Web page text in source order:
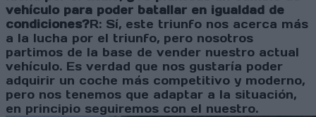
vehículo para poder batallar en igualdad de
condiciones?R: Sí, este triunfo nos acerca más
a la lucha por el triunfo, pero nosotros
partimos de la base de vender nuestro actual
vehículo. Es verdad que nos gustaría poder
adquirir un coche más competitivo y moderno,
pero nos tenemos que adaptar a la situación,
en principio seguiremos con el nuestro.